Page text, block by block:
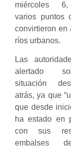
miércoles
varios puntos
convirtieron en
ríos urbanos.
Las
alertado
situación
atrás, ya que
que desde
ha estado en
con sus
embalses